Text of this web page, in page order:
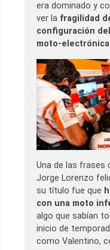
era dominado y
ver la fragilidad
configuración
moto-
Una de las frases
Jorge Lorenzo
su título fue que
con una moto
algo que sabían
inicio de
como Valentino,